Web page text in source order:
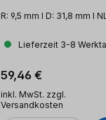
R: 9,5 mm l D: 31,8 mm l
Lieferzeit 3-8
Regulärer Preis:
59,46 €
inkl. MwSt. zzgl.
Versandkosten